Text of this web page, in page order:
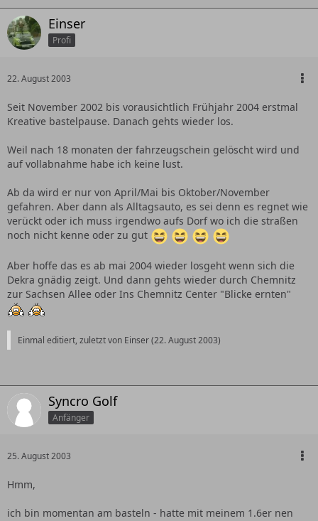
Einser
Profi
22. August 2003
Seit November 2002 bis vorausichtlich Frühjahr 2004 erstmal
Kreative bastelpause. Danach gehts wieder los.
Weil nach 18 monaten der fahrzeugschein gelöscht wird und
auf vollabnahme habe ich keine lust.
Ab da wird er nur von April/Mai bis Oktober/November
gefahren. Aber dann als Alltagsauto, es sei denn es regnet wie
verückt oder ich muss irgendwo aufs Dorf wo ich die straßen
noch nicht kenne oder zu gut
Aber hoffe das es ab mai 2004 wieder losgeht wenn sich die
Dekra gnädig zeigt. Und dann gehts wieder durch Chemnitz
zur Sachsen Allee oder Ins Chemnitz Center "Blicke ernten"
Einmal editiert, zuletzt von Einser (22. August 2003)
Syncro Golf
Anfänger
25. August 2003
Hmm,
ich bin momentan am basteln - hatte mit meinem 1.6er nen